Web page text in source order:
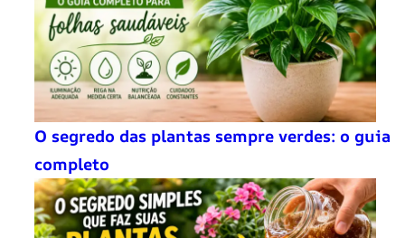
O segredo das plantas sempre verdes: o guia
completo